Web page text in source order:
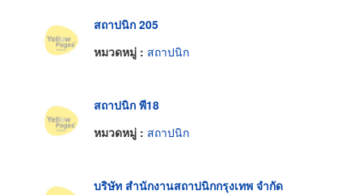
สถาปนิก 205
หมวดหมู่ : สถาปนิก
สถาปนิก พี18
หมวดหมู่ : สถาปนิก
บริษัท สำนักงานสถาปนิกกรุงเทพ จำกัด